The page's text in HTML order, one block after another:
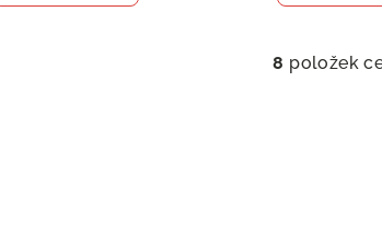
O
8 položek